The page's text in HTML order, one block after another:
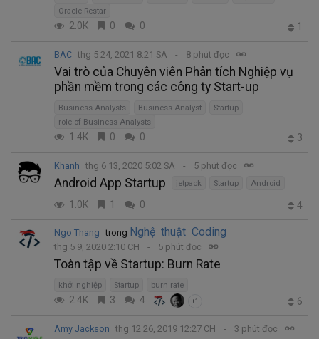
Oracle Restar
2.0K 0 0 1
BAC thg 5 24, 2021 8:21 SA 8 phút đọc
Vai trò của Chuyên viên Phân tích Nghiệp vụ
phần mềm trong các công ty Start-up
Business Analysts Business Analyst
Startup
role of Business Analysts
1.4K 0 0 3
Khanh thg 6 13, 2020 5:02 SA 5 phút đọc
Android App Startup jetpack Startup Android
1.0K 1 0 4
Ngo Thang trong Nghệ thuật Coding
thg 5 9, 2020 2:10 CH 5 phút đọc
Toàn tập về Startup: Burn Rate
khởi nghiệp Startup burn rate
2.4K 3 4 +1 6
Amy Jackson thg 12 26, 2019 12:27 CH 3 phút đọc